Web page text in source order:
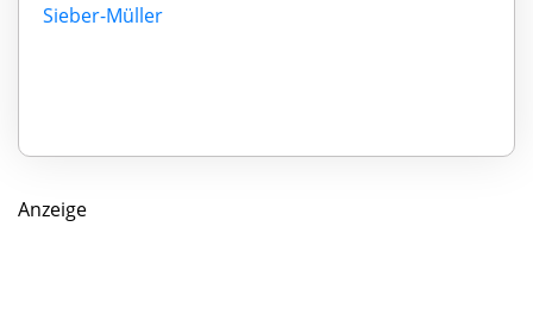
Sieber-Müller
Anzeige